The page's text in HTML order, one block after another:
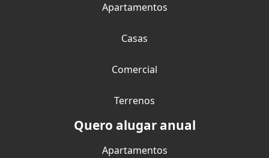
Apartamentos
Casas
Comercial
Terrenos
Quero alugar anual
Apartamentos